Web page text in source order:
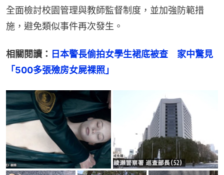
全面檢討校園管理與教師監督制度，並加強防範措
施，避免類似事件再次發生。
相關閱讀： 日本警長偷拍女學生裙底被查　家中驚見
「500多張殮房女屍裸照」